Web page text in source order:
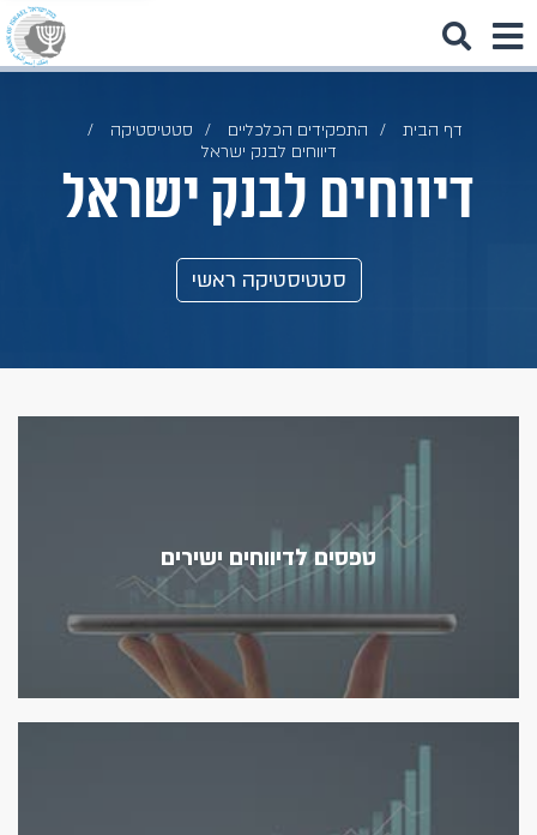
דף הבית התפקידים הכלכליים
סטטיסטיקה
דיווחים לבנק ישראל
דיווחים לבנק ישראל
סטטיסטיקה ראשי
טפסים לדיווחים ישירים